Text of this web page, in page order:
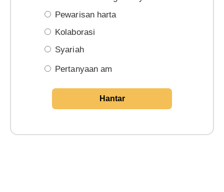
Pewarisan harta
Kolaborasi
Syariah
Pertanyaan am
Hantar